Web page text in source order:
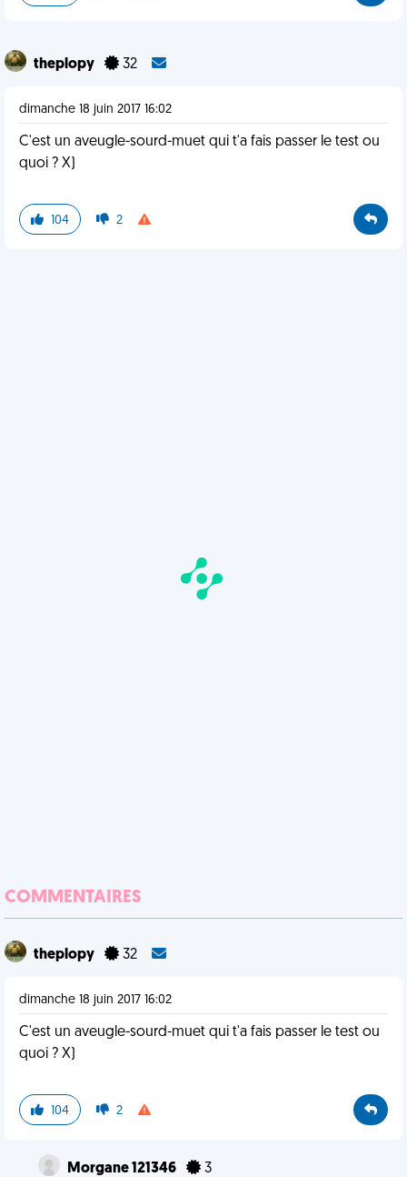
theplopy 32
dimanche 18 juin 2017 16:02
C'est un aveugle-sourd-muet qui t'a fais passer le test ou
quoi ? X)
104 2
COMMENTAIRES
theplopy 32
dimanche 18 juin 2017 16:02
C'est un aveugle-sourd-muet qui t'a fais passer le test ou
quoi ? X)
104 2
Morgane 121346 3